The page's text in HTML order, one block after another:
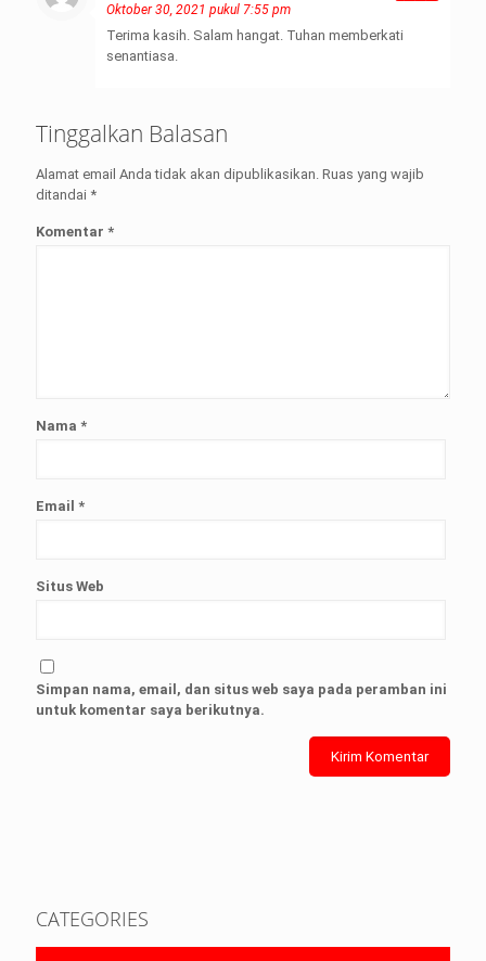
Oktober 30, 2021 pukul 7:55 pm
Terima kasih. Salam hangat. Tuhan memberkati
senantiasa.
Tinggalkan Balasan
Alamat email Anda tidak akan dipublikasikan. Ruas yang wajib
ditandai *
Komentar *
Nama *
Email *
Situs Web
Simpan nama, email, dan situs web saya pada peramban ini
untuk komentar saya berikutnya.
CATEGORIES